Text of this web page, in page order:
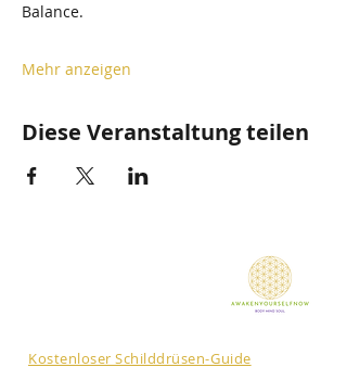
Balance.
Mehr anzeigen
Diese Veranstaltung teilen
Kostenloser Schilddrüsen-Guide